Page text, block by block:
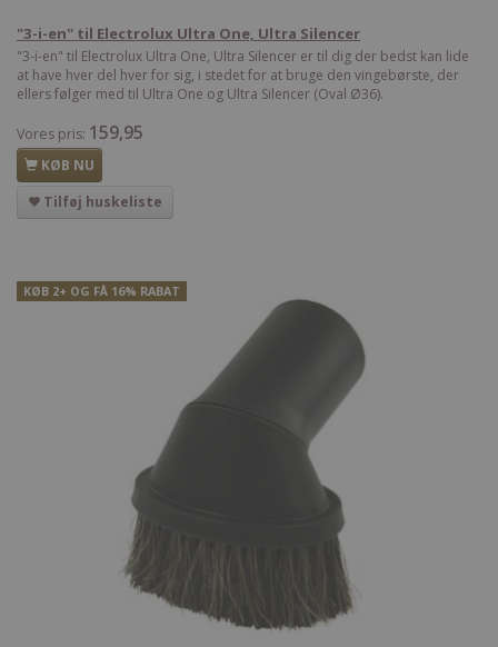
"3-i-en" til Electrolux Ultra One, Ultra Silencer
"3-i-en" til Electrolux Ultra One, Ultra Silencer er til dig der bedst kan lide
at have hver del hver for sig, i stedet for at bruge den vingebørste, der
ellers følger med til Ultra One og Ultra Silencer (Oval Ø36).
Vores pris: 159,95
KØB NU
Tilføj huskeliste
KØB 2+ OG FÅ 16% RABAT